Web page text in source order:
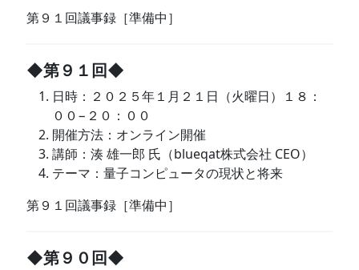
第９１回議事録［準備中］
◆第９１回◆
日時：２０２５年１月２１日（火曜日）１８：
００−２０：００
開催方法：オンライン開催
講師：湊 雄一郎 氏（blueqat株式会社 CEO）
テーマ：量子コンピュータの現状と将来
第９１回議事録［準備中］
◆第９０回◆